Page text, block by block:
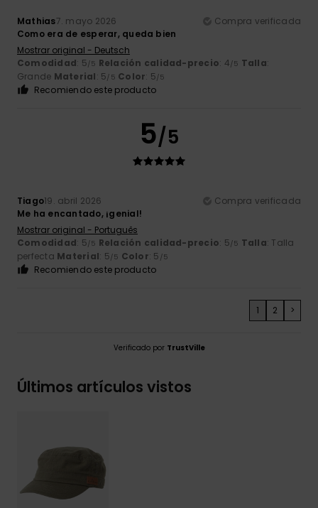
Mathias7. mayo 2026
Compra verificada
Como era de esperar, queda bien
Mostrar original - Deutsch
Comodidad: 5/5 Relación calidad-precio: 4/5 Talla:
Grande Material: 5/5 Color: 5/5
Recomiendo este producto
5/5
Tiago19. abril 2026
Compra verificada
Me ha encantado, ¡genial!
Mostrar original - Português
Comodidad: 5/5 Relación calidad-precio: 5/5 Talla: Talla
perfecta Material: 5/5 Color: 5 /5
Recomiendo este producto
1 2 >
Verificado por TrustVille
Últimos artículos vistos